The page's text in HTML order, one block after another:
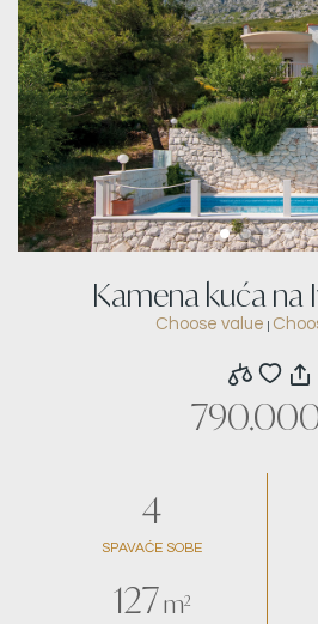
Kamena kuća na
Choose value
4
SPAVAĆE SOBE
127m²